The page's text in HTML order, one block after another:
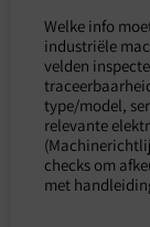
Welke info
industriële
velden
type/model,
relevante
checks om
met